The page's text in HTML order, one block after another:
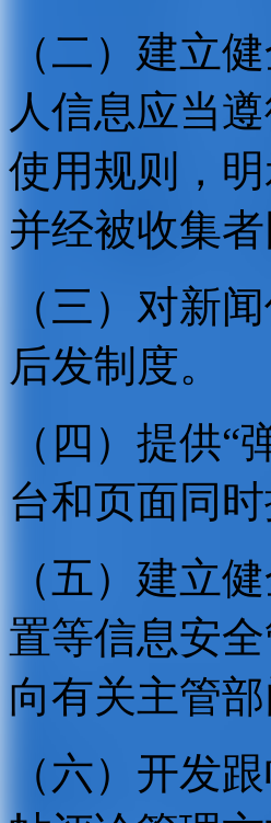
（二）建立
人信息应当
使用规则，
并经被收集者
（三）对新
后发制度。
（四）提供
台和页面同
（五）建立
置等信息安
向有关主管部
（六）开发